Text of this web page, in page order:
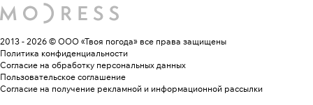
2013 - 2026 © ООО «Твоя погода» все права защищены
Политика конфиденциальности
Согласие на обработку персональных данных
Пользовательское соглашение
Согласие на получение рекламной и информационной рассылки